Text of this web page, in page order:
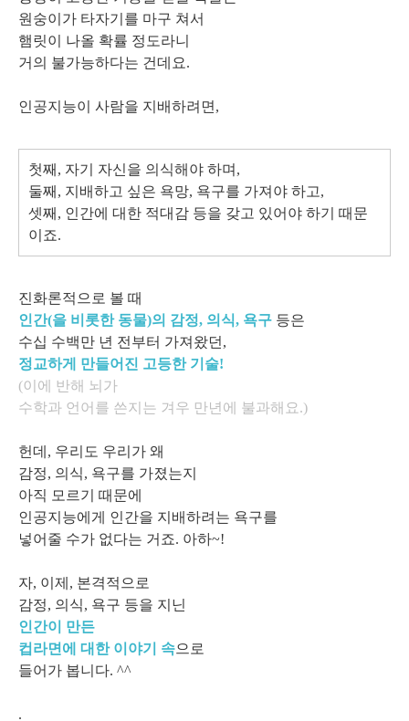
원숭이가 타자기를 마구 쳐서
햄릿이 나올 확률 정도라니
거의 불가능하다는 건데요.
인공지능이 사람을 지배하려면,
첫째, 자기 자신을 의식해야 하며,
둘째, 지배하고 싶은 욕망, 욕구를 가져야 하고,
셋째, 인간에 대한 적대감 등을 갖고 있어야 하기 때문
이죠.
진화론적으로 볼 때
인간(을 비롯한 동물)의 감정, 의식, 욕구 등은
수십 수백만 년 전부터 가져왔던,
정교하게 만들어진 고등한 기술!
(이에 반해 뇌가
수학과 언어를 쓴지는 겨우 만년에 불과해요.)
헌데, 우리도 우리가 왜
감정, 의식, 욕구를 가졌는지
아직 모르기 때문에
인공지능에게 인간을 지배하려는 욕구를
넣어줄 수가 없다는 거죠. 아하~!
자, 이제, 본격적으로
감정, 의식, 욕구 등을 지닌
인간이 만든
컵라면에 대한 이야기 속으로
들어가 봅니다. ^^
.